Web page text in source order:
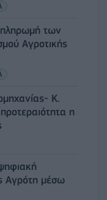
των
Αγροτικής
Κ.
η
Αγρότη μέσω